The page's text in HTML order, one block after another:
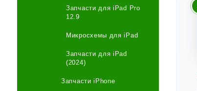
Запчасти для iPad Pro
12.9
Микросхемы для iPad
Запчасти для iPad
(2024)
Запчасти iPhone